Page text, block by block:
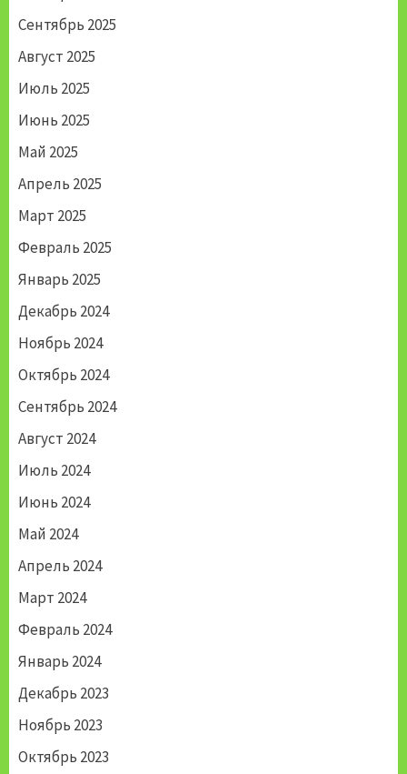
Сентябрь 2025
Август 2025
Июль 2025
Июнь 2025
Май 2025
Апрель 2025
Март 2025
Февраль 2025
Январь 2025
Декабрь 2024
Ноябрь 2024
Октябрь 2024
Сентябрь 2024
Август 2024
Июль 2024
Июнь 2024
Май 2024
Апрель 2024
Март 2024
Февраль 2024
Январь 2024
Декабрь 2023
Ноябрь 2023
Октябрь 2023